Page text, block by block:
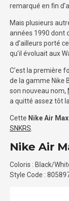
remarqué en fin
Mais plusieurs
années 1990 dont
a d’ailleurs porté
qu’il évoluait aux
C’est la première
de la gamme Nike
son nouveau nom,
a quitté assez tôt
Cette Nike Air
SNKRS
Nike Air
Coloris : Black/
Style Code :